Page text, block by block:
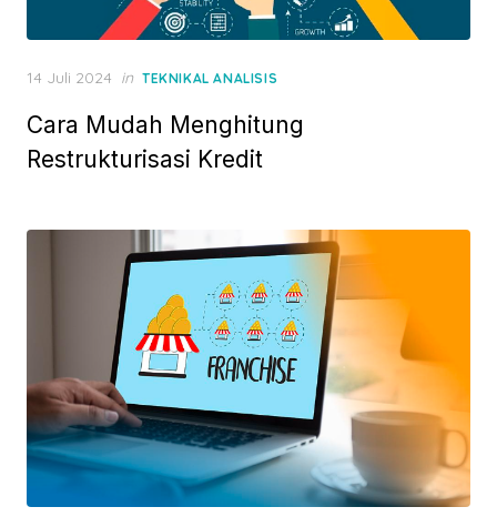
P
s
t
e
14 Juli 2024 in TEKNIKAL ANALISIS
Cara Mudah Menghitung
Restrukturisasi Kredit